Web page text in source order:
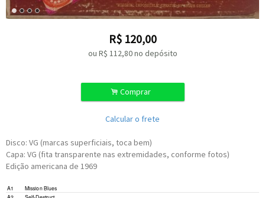
R$ 120,00
ou R$ 112,80no depósito
. Comprar
Calcular o frete
Disco: VG (marcas superficiais, toca bem)
Capa: VG (fita transparente nas extremidades, conforme fotos)
Edição americana de 1969
A1 Mission Blues
Written-By –Lalo Schifrin
Written-By –